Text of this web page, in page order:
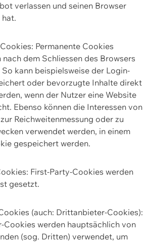
verlassen und seinen Browser
Permanente Cookies
nach dem Schliessen des Browsers
kann beispielsweise der Login-
oder bevorzugte Inhalte direkt
wenn der Nutzer eine Website
Ebenso können die Interessen von
Reichweitenmessung oder zu
verwendet werden, in einem
gespeichert werden.
First-Party-Cookies werden
gesetzt.
(auch: Drittanbieter-Cookies):
Cookies werden hauptsächlich von
(sog. Dritten) verwendet, um